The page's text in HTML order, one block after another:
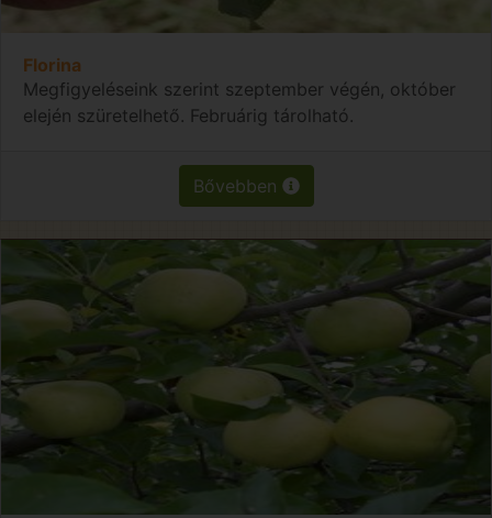
Florina
Megfigyeléseink szerint szeptember végén, október
elején szüretelhető. Februárig tárolható.
Bővebben